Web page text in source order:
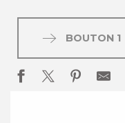
BOUTON 1